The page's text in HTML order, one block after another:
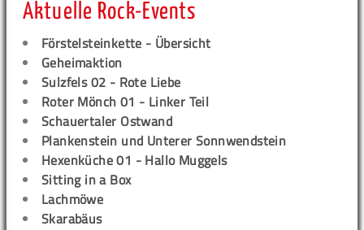
Aktuelle Rock-Events
Förstelsteinkette - Übersicht
Geheimaktion
Sulzfels 02 - Rote Liebe
Roter Mönch 01 - Linker Teil
Schauertaler Ostwand
Plankenstein und Unterer Sonnwendstein
Hexenküche 01 - Hallo Muggels
Sitting in a Box
Lachmöwe
Skarabäus